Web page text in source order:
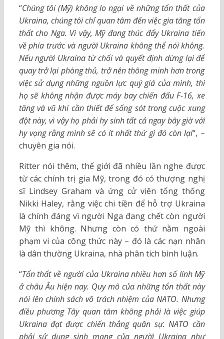
“Chúng tôi (Mỹ) không lo ngại về những tổn thất của
Ukraina, chúng tôi chỉ quan tâm đến việc gia tăng tổn
thất cho Nga. Vì vậy, Mỹ đang thúc đẩy Ukraina tiến
về phía trước và người Ukraina không thể nói không.
Nếu người Ukraina từ chối và quyết định dừng lại để
quay trở lại phòng thủ, trở nên thông minh hơn trong
việc sử dụng những nguồn lực quý giá của mình, thì
họ sẽ không nhận được máy bay chiến đấu F-16, xe
tăng và vũ khí cần thiết để sống sót trong cuộc xung
đột này, vì vậy họ phải hy sinh tất cả ngay bây giờ với
hy vọng rằng mình sẽ có ít nhất thứ gì đó còn lại“, –
chuyên gia nói.
Ritter nói thêm, thế giới đã nhiều lần nghe được
từ các chính trị gia Mỹ, trong đó có thượng nghị
sĩ Lindsey Graham và ứng cử viên tổng thống
Nikki Haley, rằng việc chi tiền để hỗ trợ Ukraina
là chính đáng vì người Nga đang chết còn người
Mỹ thì không. Nhưng còn có thứ nằm ngoài
phạm vi của công thức này – đó là các nạn nhân
là dân thường Ukraina, nhà phân tích bình luận.
“Tổn thất về người của Ukraina nhiều hơn số lính Mỹ
ở châu Âu hiện nay. Quy mô của những tổn thất này
nói lên chính sách vô trách nhiệm của NATO. Nhưng
điều phương Tây quan tâm không phải là việc giúp
Ukraina đạt được chiến thắng quân sự. NATO cần
phải sử dụng sinh mạng của người Ukraina như